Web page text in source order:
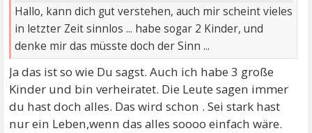
Hallo, kann dich gut verstehen, auch mir scheint vieles
in letzter Zeit sinnlos ... habe sogar 2 Kinder, und
denke mir das müsste doch der Sinn ...
Ja das ist so wie Du sagst. Auch ich habe 3 große
Kinder und bin verheiratet. Die Leute sagen immer
du hast doch alles. Das wird schon . Sei stark hast
nur ein Leben,wenn das alles soooo einfach wäre.